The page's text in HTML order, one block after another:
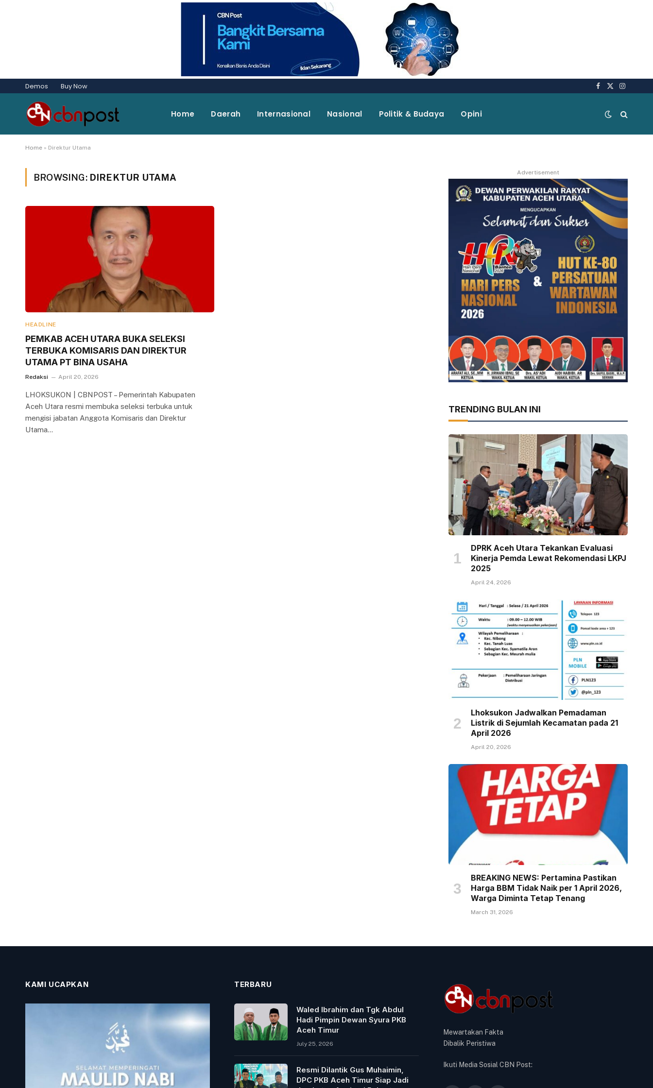
Demos Buy Now Facebook
X
Home Daerah Internasional Nasional Politik & Budaya Opini
Home » Direktur Utama
BROWSING: DIREKTUR UTAMA
HEADLINE
PEMKAB ACEH UTARA BUKA SELEKSI
TERBUKA KOMISARIS DAN DIREKTUR
UTAMA PT BINA USAHA
Redaksi April 20, 2026
LHOKSUKON | CBNPOST – Pemerintah Kabupaten
Aceh Utara resmi membuka seleksi terbuka untuk
mengisi jabatan Anggota Komisaris dan Direktur
Utama…
Advertisement
TRENDING BULAN INI
DPRK Aceh Utara Tekankan Evaluasi
Kinerja Pemda Lewat Rekomendasi LKPJ
2025
April 24, 2026
Lhoksukon Jadwalkan Pemadaman
Listrik di Sejumlah Kecamatan pada 21
April 2026
April 20, 2026
BREAKING NEWS: Pertamina Pastikan
Harga BBM Tidak Naik per 1 April 2026,
Warga Diminta Tetap Tenang
March 31, 2026
KAMI UCAPKAN TERBARU
Waled Ibrahim dan Tgk Abdul
Hadi Pimpin Dewan Syura PKB
Aceh Timur
July 25, 2026
Resmi Dilantik Gus Muhaimin,
DPC PKB Aceh Timur Siap Jadi
Mewartakan Fakta
Dibalik Peristiwa
Ikuti Media Sosial CBN Post: